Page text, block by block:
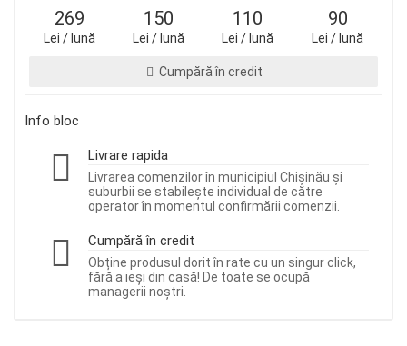
269
Lei / lună
150
Lei / lună
110
Lei / lună
90
Lei / lună
Cumpără în credit
Info bloc
Livrare rapida
Livrarea comenzilor în municipiul Chișinău și
suburbii se stabilește individual de către
operator în momentul confirmării comenzii.
Cumpără în credit
Obține produsul dorit în rate cu un singur click,
fără a ieși din casă! De toate se ocupă
managerii noștri.